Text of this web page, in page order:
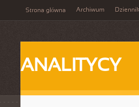
Strona główna Archiwum
ANALITYCY